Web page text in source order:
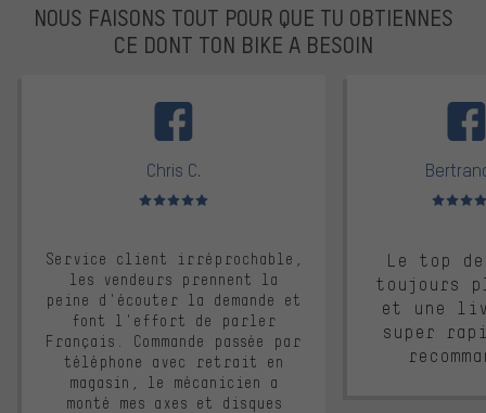
NOUS FAISONS TOUT POUR QUE TU OBTIENNES
CE DONT TON BIKE A BESOIN
Chris C.
Note moyenne : 5 sur 5
Service client irréprochable,
les vendeurs prennent la
peine d'écouter la demande et
font l'effort de parler
Français. Commande passée par
téléphone avec retrait en
magasin, le mécanicien a
monté mes axes et disques
Note
Le top
toujours
et une
super